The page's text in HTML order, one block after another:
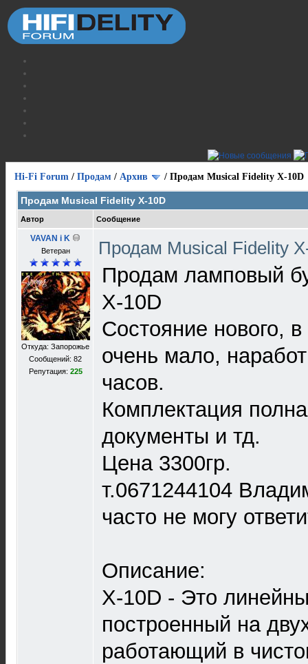
Hi-Fi Forum / Продам / Архив / Продам Musical Fidelity X-10D
Продам Musical Fidelity X-10D
Автор Сообщение
VAVAN i K
Ветеран
Откуда: Запорожье
Сообщений: 82
Репутация: 225
Продам Musical Fidelity
Продам ламповый
X-10D
Состояние нового,
очень мало,
часов.
Комплектация
документы и тд.
Цена 3300гр.
т.0671244104
часто не могу
Описание:
X-10D - Это
построенный на
работающий в